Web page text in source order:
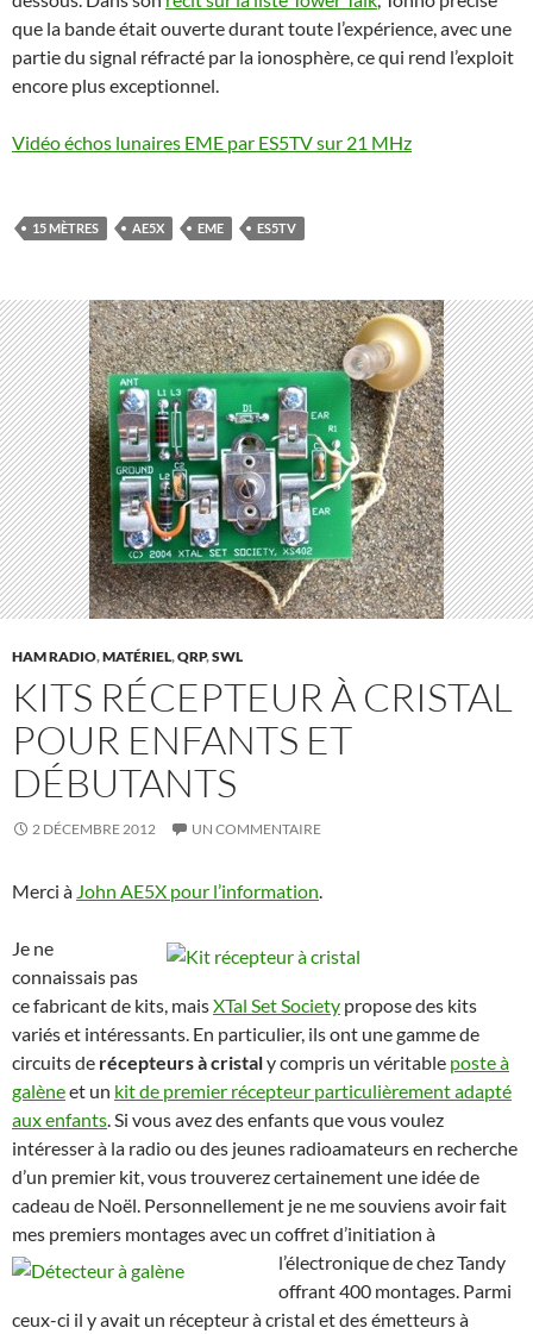
que la bande était ouverte durant toute l’expérience, avec une
partie du signal réfracté par la ionosphère, ce qui rend l’exploit
encore plus exceptionnel.
Vidéo échos lunaires EME par ES5TV sur 21 MHz
15 MÈTRES AE5X EME ES5TV
HAM RADIO,MATÉRIEL,QRP,SWL
KITS RÉCEPTEUR À CRISTAL
POUR ENFANTS ET
DÉBUTANTS
2 DÉCEMBRE 2012 UN COMMENTAIRE
Merci à John AE5X pour l’information
Je ne
connaissais pas
ce fabricant de kits, maisXTal Set Society propose des kits
variés et intéressants. En particulier, ils ont une gamme de
circuits de récepteurs à cristaly compris un véritable poste à
galèneet un kit de premier récepteur particulièrement adapté
aux enfants . Si vous avez des enfants que vous voulez
intéresser à la radio ou des jeunes radioamateurs en recherche
d’un premier kit, vous trouverez certainement une idée de
cadeau de Noël. Personnellement je ne me souviens avoir fait
mes premiers montages avec un coffretd’initiation à
l’électronique de chez Tandy
offrant 400 montages. Parmi
ceux-ci il y avait un récepteur à cristal et des émetteurs à